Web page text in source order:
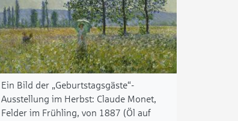
Ein Bild der „Geburtstagsgäste“-
Ausstellung im Herbst: Claude Monet,
Felder im Frühling, von 1887 (Öl auf